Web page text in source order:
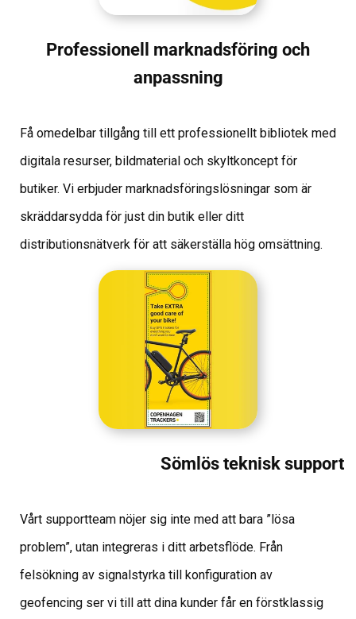
Professionell marknadsföring och
anpassning
Få omedelbar tillgång till ett professionellt bibliotek med
digitala resurser, bildmaterial och skyltkoncept för
butiker. Vi erbjuder marknadsföringslösningar som är
skräddarsydda för just din butik eller ditt
distributionsnätverk för att säkerställa hög omsättning.
Sömlös teknisk support
Vårt supportteam nöjer sig inte med att bara ”lösa
problem”, utan integreras i ditt arbetsflöde. Från
felsökning av signalstyrka till konfiguration av
geofencing ser vi till att dina kunder får en förstklassig